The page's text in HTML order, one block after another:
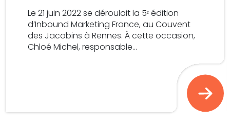
Le 21 juin 2022 se déroulait la 5ᵉ édition
d’Inbound Marketing France, au Couvent
des Jacobins à Rennes. À cette occasion,
Chloé Michel, responsable...